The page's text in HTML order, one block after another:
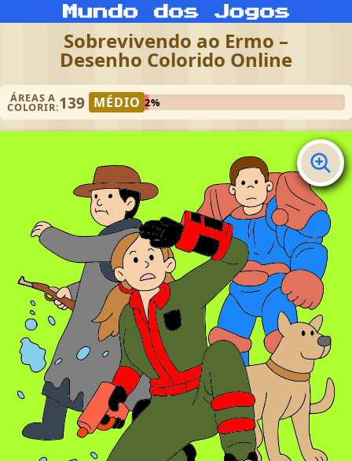
Sobrevivendo ao Ermo –
Desenho Colorido Online
ÁREAS A
COLORIR:139 MÉDIO 2%